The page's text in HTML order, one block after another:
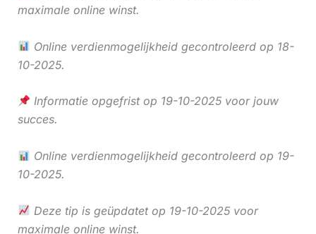
maximale online winst.
Online verdienmogelijkheid gecontroleerd op 18-
10-2025.
Informatie opgefrist op 19-10-2025 voor jouw
succes.
Online verdienmogelijkheid gecontroleerd op 19-
10-2025.
Deze tip is geüpdatet op 19-10-2025 voor
maximale online winst.